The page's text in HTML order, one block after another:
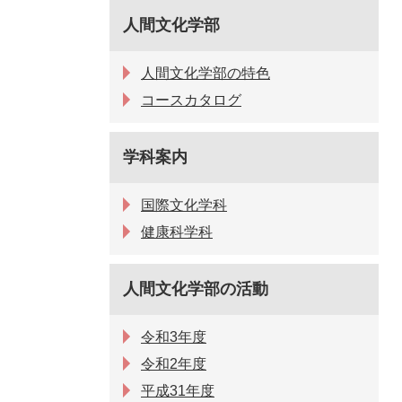
人間文化学部
人間文化学部の特色
コースカタログ
学科案内
国際文化学科
健康科学科
人間文化学部の活動
令和3年度
令和2年度
平成31年度